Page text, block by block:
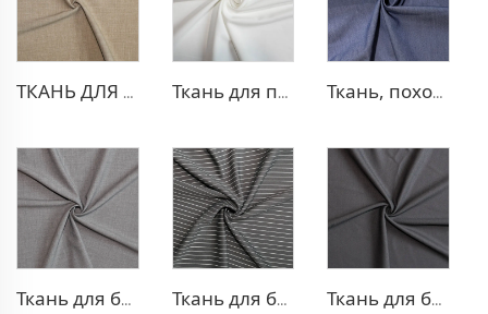
ТКАНЬ ДЛЯ ТРИКОТАЖНЫХ БРЮК ИЗ ПОЛИЭСТЕРА И ВИСКОЗЫ Ткань для платья из полиэстера и вискозы с эффектом стрейч Ткань, похожая на деним, из полиэстера и вискозы
Ткань для брюк TR с четырехсторонней растяжкой Ткань для брюк в стиле TR Strip Ткань для блейзера TR с эффектом стрейч